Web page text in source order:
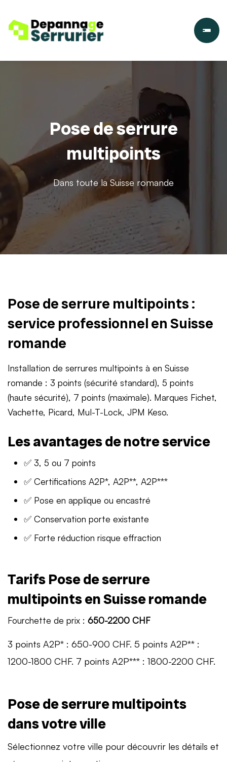
Pose de serrure
multipoints
Dans toute la Suisse romande
Pose de serrure multipoints :
service professionnel en Suisse
romande
Installation de serrures multipoints à en Suisse
romande : 3 points (sécurité standard), 5 points
(haute sécurité), 7 points (maximale). Marques Fichet,
Vachette, Picard, Mul-T-Lock, JPM Keso.
Les avantages de notre service
✅ 3, 5 ou 7 points
✅ Certifications A2P*, A2P**, A2P***
✅ Pose en applique ou encastré
✅ Conservation porte existante
✅ Forte réduction risque effraction
Tarifs Pose de serrure
multipoints en Suisse romande
Fourchette de prix : 650-2200 CHF
3 points A2P* : 650-900 CHF. 5 points A2P** :
1200-1800 CHF. 7 points A2P*** : 1800-2200 CHF.
Pose de serrure multipoints
dans votre ville
Sélectionnez votre ville pour découvrir les détails et